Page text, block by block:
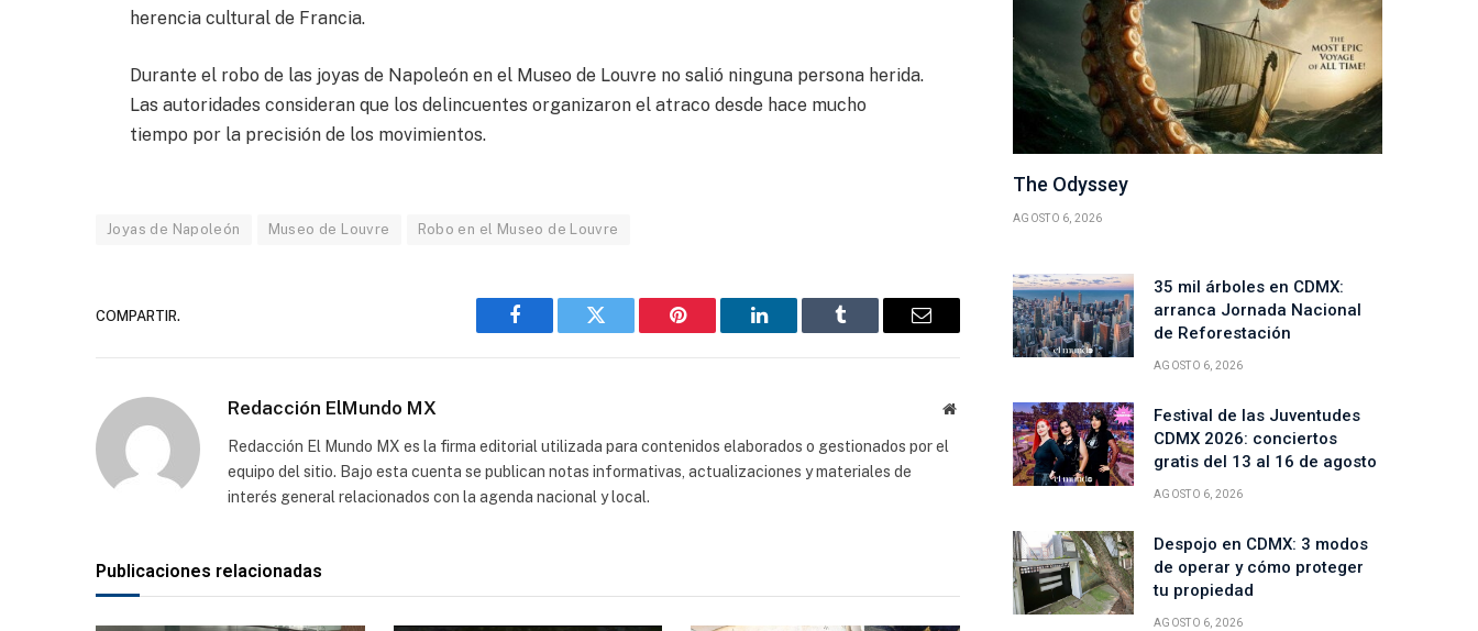
herencia cultural de Francia.
Durante el robo de las joyas de Napoleón en el Museo de Louvre no salió ninguna persona herida.
Las autoridades consideran que los delincuentes organizaron el atraco desde hace mucho
tiempo por la precisión de los movimientos.
Joyas de Napoleón Museo de Louvre Robo en el Museo de Louvre
COMPARTIR.
Facebook Gorjeo Pinterest LinkedIn Tumblr
Correo
Redacción ElMundo MX
Sitio
Redacción El Mundo MX es la firma editorial utilizada para contenidos elaborados o gestionados por el
equipo del sitio. Bajo esta cuenta se publican notas informativas, actualizaciones y materiales de
interés general relacionados con la agenda nacional y local.
Publicaciones relacionadas
The Odyssey
AGOSTO 6, 2026
35 mil árboles en CDMX:
arranca Jornada Nacional
de Reforestación
AGOSTO 6, 2026
Festival de las Juventudes
CDMX 2026: conciertos
gratis del 13 al 16 de agosto
AGOSTO 6, 2026
Despojo en CDMX: 3 modos
de operar y cómo proteger
tu propiedad
AGOSTO 6, 2026